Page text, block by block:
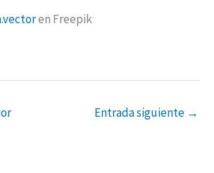
en Freepik
Entrada siguiente →